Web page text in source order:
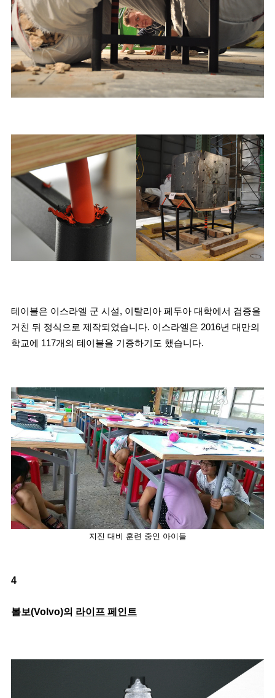
테이블은 이스라엘 군 시설, 이탈리아 페두아 대학에서 검증을
거친 뒤 정식으로 제작되었습니다. 이스라엘은 2016년 대만의
학교에 117개의 테이블을 기증하기도 했습니다.
지진 대비 훈련 중인 아이들
4
볼보(Volvo)의 라이프 페인트